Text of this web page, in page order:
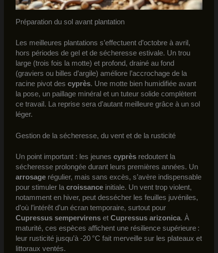
Préparation du sol avant plantation
Les meilleures plantations s’effectuent d’octobre à avril,
hors périodes de gel et de sécheresse estivale. Un trou
large (trois fois la motte) et profond, drainé au fond
(graviers ou billes d’argile) améliore l’accrochage de la
racine pivot des cyprès. Une motte bien humidifiée avant
la pose, un paillage minéral et un tuteur solide complètent
ce travail. La reprise sera d’autant meilleure grâce à un sol
léger.
Gestion de la sécheresse, du vent et de la rusticité
Un point important : les jeunes cyprèsredoutent la
sécheresse prolongée durant leurs premières années. Un
arrosagerégulier, mais sans excès, s’avère indispensable
pour stimuler la croissanceinitiale. Un vent trop violent,
notamment en hiver, peut dessécher les feuilles juvéniles,
d’où l’intérêt d’un écran temporaire, surtout pour
Cupressus sempervirenset Cupressus arizonica. À
maturité, ces espèces affichent une résilience supérieure :
leur rusticité jusqu’à -20 °C fait merveille sur les plateaux et
littoraux ventés.